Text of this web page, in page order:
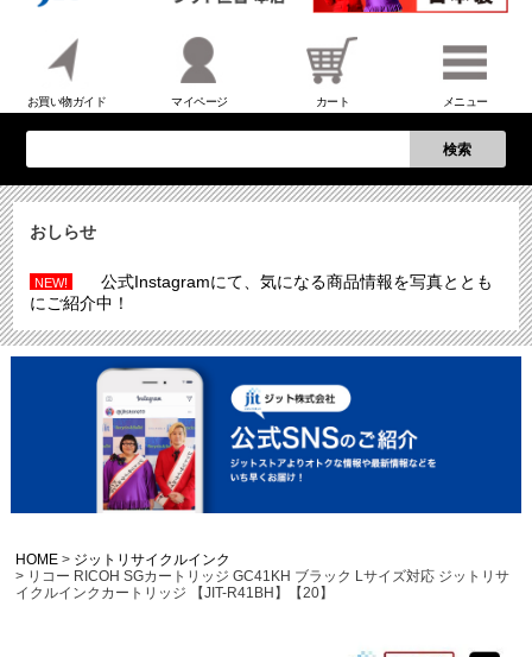
お買い物ガイド マイページ カート メニュー
検索
おしらせ
NEW!
公式Instagramにて、気になる商品情報を写真ととも
にご紹介中！
HOME
ジットリサイクルインク
リコー RICOH SGカートリッジ GC41KH ブラック Lサイズ対応 ジットリサ
イクルインクカートリッジ 【JIT-R41BH】【20】